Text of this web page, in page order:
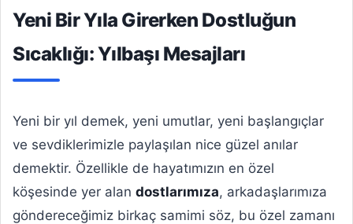
Yeni Bir Yıla Girerken Dostluğun
Sıcaklığı: Yılbaşı Mesajları
Yeni bir yıl demek, yeni umutlar, yeni başlangıçlar
ve sevdiklerimizle paylaşılan nice güzel anılar
demektir. Özellikle de hayatımızın en özel
köşesinde yer alan dostlarımıza, arkadaşlarımıza
göndereceğimiz birkaç samimi söz, bu özel zamanı